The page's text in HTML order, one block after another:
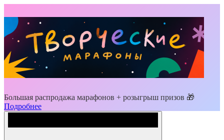
Большая распродажа марафонов + розыгрыш призов 🎁
Подробнее